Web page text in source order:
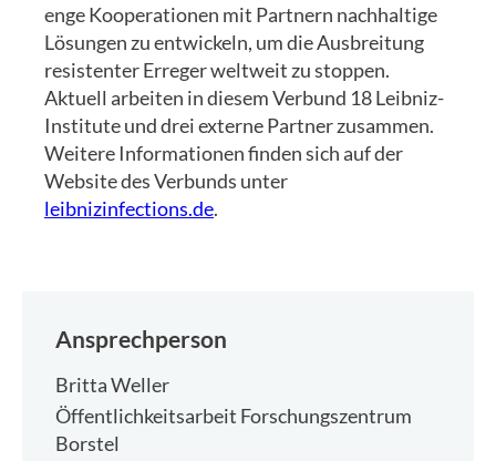
enge Kooperationen mit Partnern nachhaltige
Lösungen zu entwickeln, um die Ausbreitung
resistenter Erreger weltweit zu stoppen.
Aktuell arbeiten in diesem Verbund 18 Leibniz-
Institute und drei externe Partner zusammen.
Weitere Informationen finden sich auf der
Website des Verbunds unter
leibnizinfections.de.
Ansprechperson
Britta Weller
Öffentlichkeitsarbeit Forschungszentrum
Borstel